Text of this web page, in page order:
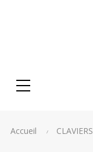
Accueil CLAVIERS